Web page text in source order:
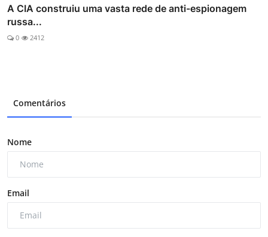
A CIA construiu uma vasta rede de anti-espionagem
russa...
0 2412
Comentários
Nome
Email